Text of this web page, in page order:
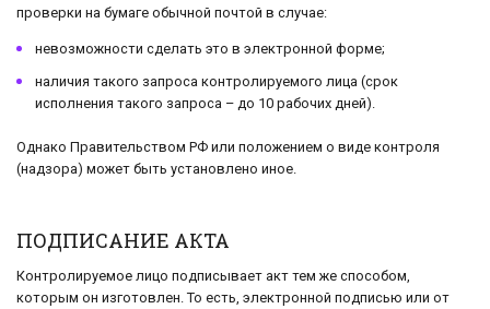
проверки на бумаге обычной почтой в случае:
невозможности сделать это в электронной форме;
наличия такого запроса контролируемого лица (срок
исполнения такого запроса – до 10 рабочих дней).
Однако Правительством РФ или положением о виде контроля
(надзора) может быть установлено иное.
ПОДПИСАНИЕ АКТА
Контролируемое лицо подписывает акт тем же способом,
которым он изготовлен. То есть, электронной подписью или от